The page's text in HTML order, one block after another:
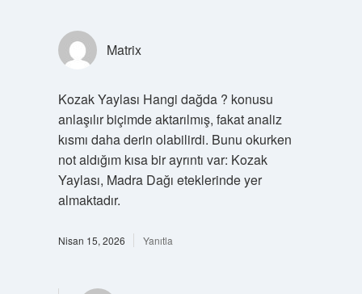
Matrix
Kozak Yaylası Hangi dağda ? konusu
anlaşılır biçimde aktarılmış, fakat analiz
kısmı daha derin olabilirdi. Bunu okurken
not aldığım kısa bir ayrıntı var: Kozak
Yaylası, Madra Dağı eteklerinde yer
almaktadır.
Nisan 15, 2026 Yanıtla